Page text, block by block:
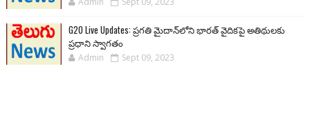
G20 Live Updates: ప్రగతి మైదాన్‌లోని భారత్ వైదికపై అతిథులకు
ప్రధాని స్వాగతం
Admin Sept 09, 2023